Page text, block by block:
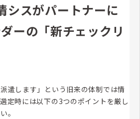
シスがパートナーに
ーの「新チェックリ
遣します」という旧来の体制では情
定時には以下の3つのポイントを厳し
。